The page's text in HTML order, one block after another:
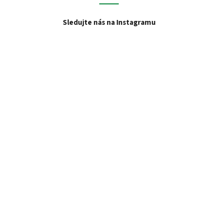
Sledujte nás na Instagramu